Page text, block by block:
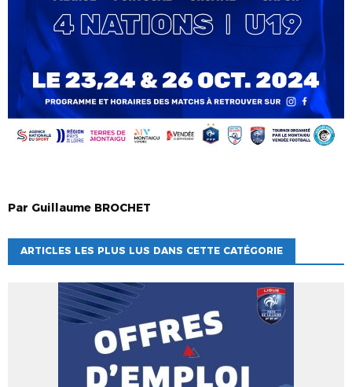
Par Guillaume BROCHET
ARTICLES LES PLUS LUS DANS CETTE CATÉGORIE